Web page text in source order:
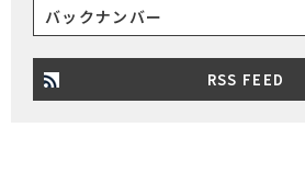
バックナンバー
RSS FEED